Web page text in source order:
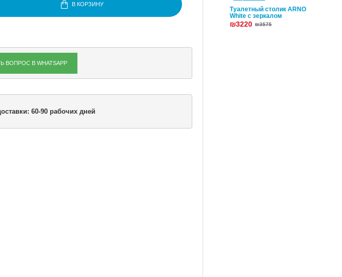
В КОРЗИНУ
ВОПРОС В WHATSAPP
60-90 рабочих дней
Туалетный столик ARNO
White с зеркалом
₪3220 ₪3575